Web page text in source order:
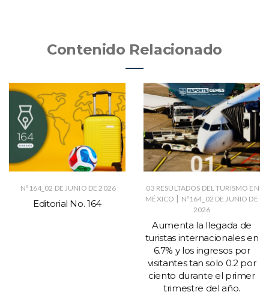
Contenido Relacionado
Nº164_02 DE JUNIO DE 2026
Editorial No. 164
03 RESULTADOS DEL TURISMO EN
MÉXICO
Nº164_02 DE JUNIO DE
2026
Aumenta la llegada de
turistas internacionales en
6.7% y los ingresos por
visitantes tan solo 0.2 por
ciento durante el primer
trimestre del año.